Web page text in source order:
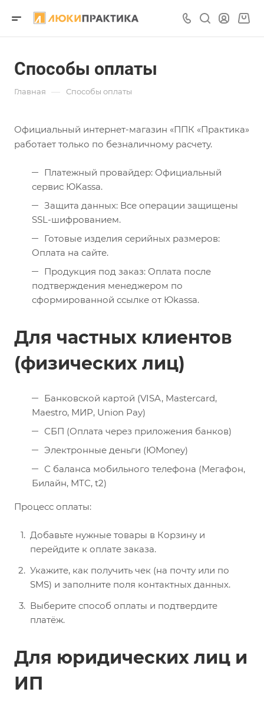
Способы оплаты
Главная — Способы оплаты
Официальный интернет-магазин «ППК «Практика»
работает только по безналичному расчету.
Платежный провайдер: Официальный
сервис ЮKassa.
Защита данных: Все операции защищены
SSL-шифрованием.
Готовые изделия серийных размеров:
Оплата на сайте.
Продукция под заказ: Оплата после
подтверждения менеджером по
сформированной ссылке от Юkassa.
Для частных клиентов
(физических лиц)
Банковской картой (VISA, Mastercard,
Maestro, МИР, Union Pay)
СБП (Оплата через приложения банков)
Электронные деньги (ЮMoney)
С баланса мобильного телефона (Мегафон,
Билайн, МТС, t2)
Процесс оплаты:
Добавьте нужные товары в Корзину и
перейдите к оплате заказа.
Укажите, как получить чек (на почту или по
SMS) и заполните поля контактных данных.
Выберите способ оплаты и подтвердите
платёж.
Для юридических лиц и
ИП